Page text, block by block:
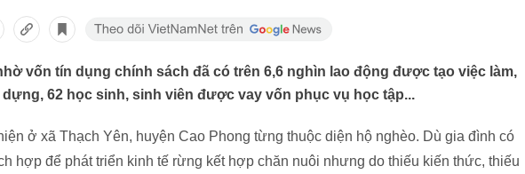
vốn tín dụng chính sách đã có trên 6,6 nghìn lao động được tạo việc làm,
62 học sinh, sinh viên được vay vốn phục vụ học tập...
ở xã Thạch Yên, huyện Cao Phong từng thuộc diện hộ nghèo. Dù gia đình có
hợp để phát triển kinh tế rừng kết hợp chăn nuôi nhưng do thiếu kiến thức, thiếu